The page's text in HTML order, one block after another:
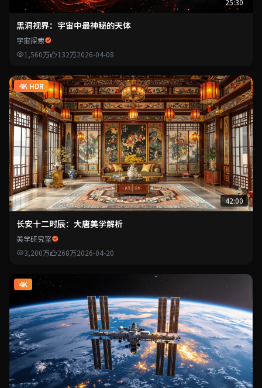
25:30
黑洞视界：宇宙中最神秘的天体
宇宙探索
1,560万
132万2026-04-08
4K HDR
42:00
长安十二时辰：大唐美学解析
美学研究室
3,200万
268万2026-04-20
4K